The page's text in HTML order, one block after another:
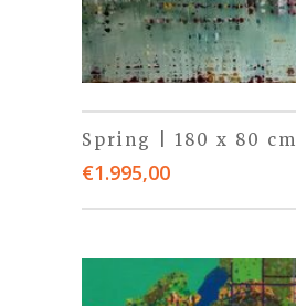
Spring | 180 x 80 cm
€1.995,00